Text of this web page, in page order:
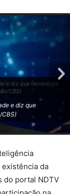
e diz que tecnologia
CBS)
e diz que
CBS)
da
do portal NDTV